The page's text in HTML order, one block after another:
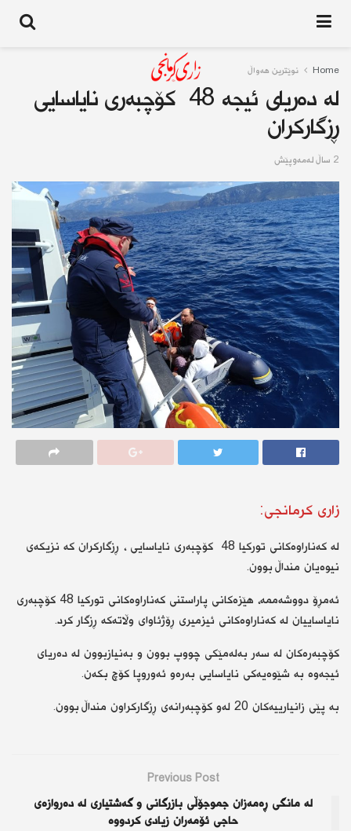
Home نوێترین هەواڵ
لە دەریای ئیجە 48 کۆچبەری نایاسایی
ڕزگارکران
2 ساڵ له‌مه‌وپێش
زارى کرمانجى:
لە کەناراوەکانی تورکیا 48 کۆچبەری نایاسایی ، ڕزگارکران کە نزیکەی
نیوەیان منداڵ بوون.
ئەمڕۆ دووشەممە، هێزەکانی پاراستنی کەناراوەکانی تورکیا 48 کۆچبەری
نایاساییان لە کەناراوەکانی ئیزمیری ڕۆژئاوای وڵاتەکە ڕزگار کرد.
کۆچبەرەکان لە سەر بەلەمێکی چووپ بوون و بەنیازبوون لە دەریای
ئیجەوە بە شێوەیەکی نایاسایی بەرەو ئەوروپا کۆچ بکەن.
بە پێی زانیارییەکان 20 لەو کۆچبەرانەی ڕزگارکراون منداڵ بوون.
Previous Post
لە مانگی ڕەمەزان جموجۆڵی بازرگانی و گەشتیاری لە دەروازەی
حاجی ئۆمەران زیادی كردووە